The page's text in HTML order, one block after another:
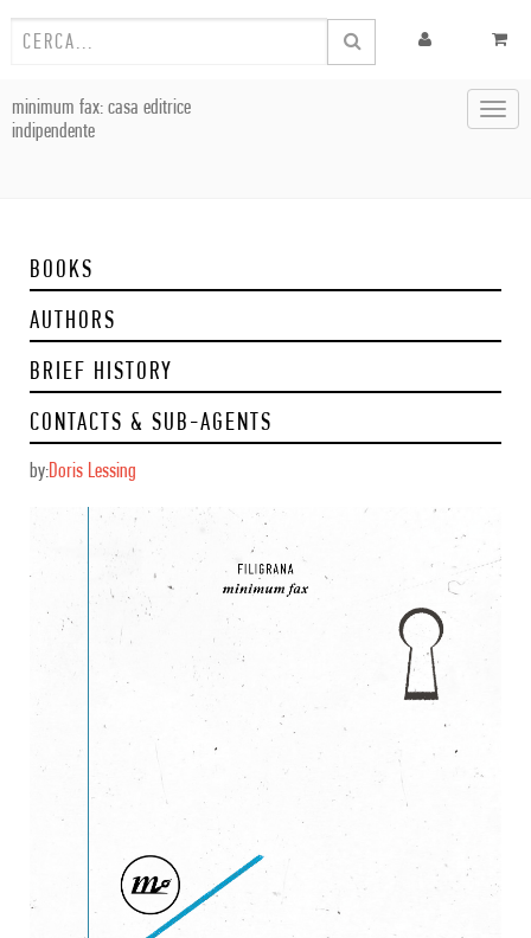
minimum fax: casa editrice
indipendente
BOOKS
AUTHORS
BRIEF HISTORY
CONTACTS & SUB-AGENTS
by:Doris Lessing